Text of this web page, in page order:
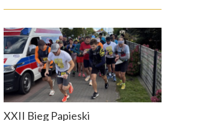
XXII Bieg Papieski